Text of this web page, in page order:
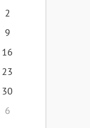
2
9
16
23
30
6